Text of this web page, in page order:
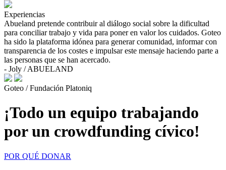
Experiencias
Abueland pretende contribuir al diálogo social sobre la dificultad
para conciliar trabajo y vida para poner en valor los cuidados. Goteo
ha sido la plataforma idónea para generar comunidad, informar con
transparencia de los costes e impulsar este mensaje haciendo parte a
las personas que se han acercado.
- Joly / ABUELAND
Goteo / Fundación Platoniq
¡Todo un equipo trabajando
por un crowdfunding cívico!
POR QUÉ DONAR